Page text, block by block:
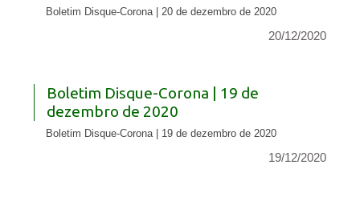
Boletim Disque-Corona | 20 de dezembro de 2020
20/12/2020
Boletim Disque-Corona | 19 de
dezembro de 2020
Boletim Disque-Corona | 19 de dezembro de 2020
19/12/2020